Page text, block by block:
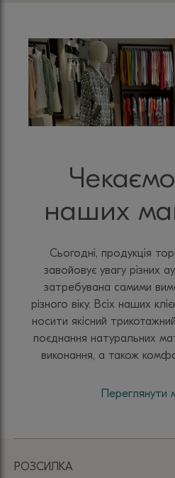
наших
Сьогодні, продукція
завойовує увагу різних
затребувана самими
різного віку. Всіх наших
носити якісний
поєднання натуральних
виконання, а також
Переглянути
РОЗСИЛКА